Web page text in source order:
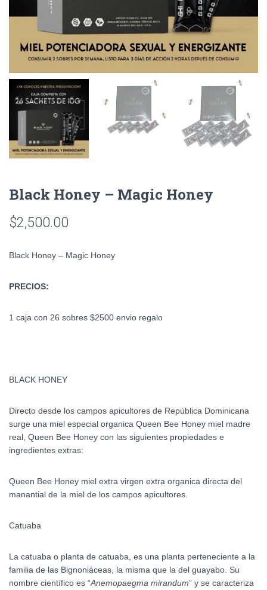
Black Honey – Magic Honey
$2,500.00
Black Honey – Magic Honey
PRECIOS:
1 caja con 26 sobres $2500 envio regalo
BLACK HONEY
Directo desde los campos apicultores de República Dominicana
surge una miel especial organica Queen Bee Honey miel madre
real, Queen Bee Honey con las siguientes propiedades e
ingredientes extras:
Queen Bee Honey miel extra virgen extra organica directa del
manantial de la miel de los campos apicultores.
Catuaba
La catuaba o planta de catuaba, es una planta perteneciente a la
familia de las Bignoniáceas, la misma que la del guayabo. Su
nombre científico es “Anemopaegma mirandum” y se caracteriza